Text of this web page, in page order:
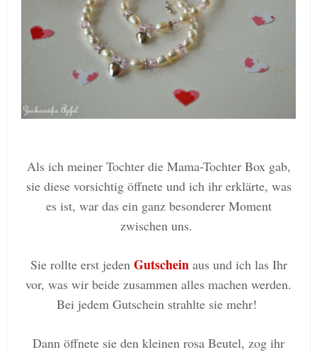
Als ich meiner Tochter die Mama-Tochter Box gab,
sie diese vorsichtig öffnete und ich ihr erklärte, was
es ist, war das ein ganz besonderer Moment
zwischen uns.
Sie rollte erst jeden Gutscheinaus und ich las Ihr
vor, was wir beide zusammen alles machen werden.
Bei jedem Gutschein strahlte sie mehr!
Dann öffnete sie den kleinen rosa Beutel, zog ihr